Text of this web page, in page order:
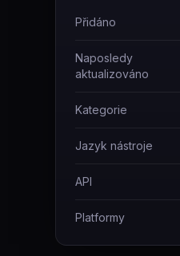
Přidáno
Naposledy
aktualizováno
Kategorie
Jazyk nástroje
API
Platformy